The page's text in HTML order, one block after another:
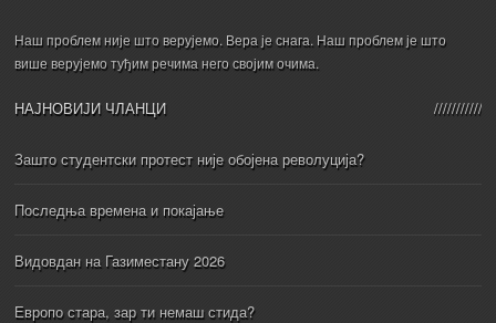
Наш проблем није што верујемо. Вера је снага. Наш проблем је што
више верујемо туђим речима него својим очима.
НАЈНОВИЈИ ЧЛАНЦИ
Зашто студентски протест није обојена револуција?
Последња времена и покајање
Видовдан на Газиместану 2026
Европо стара, зар ти немаш стида?